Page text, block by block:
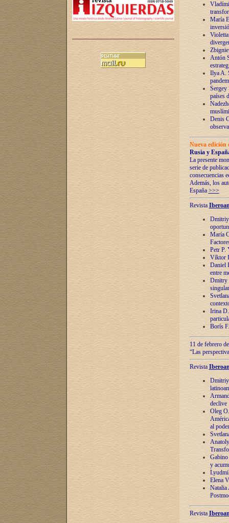
María
Antón
Ilya A.
Sergey
países
Denis
Nueva
Rusia y
La presente
serie de
consecuencias
Además, los
España >>>
Revista
Dmitriy
María
Petr P.
Víktor
Daniel
entre
Dmitry
Irina
Borís
11 de febrero
“Las
Revista
Dmitriy
declive
Oleg
al poder
y
Elena
Natalia
Revista